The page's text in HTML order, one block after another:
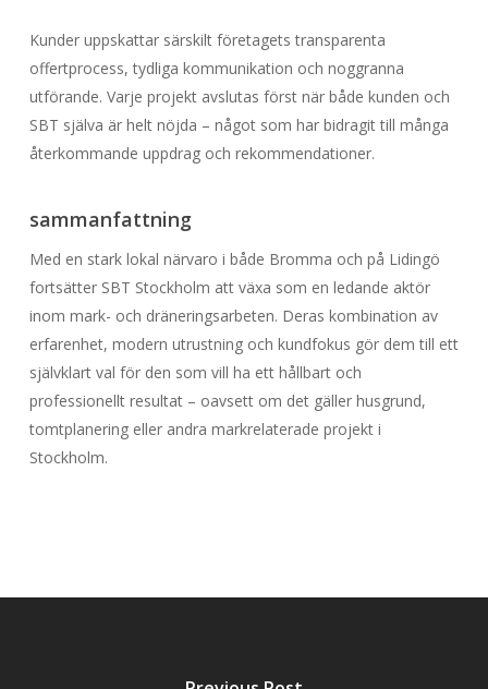
Kunder uppskattar särskilt företagets transparenta
offertprocess, tydliga kommunikation och noggranna
utförande. Varje projekt avslutas först när både kunden och
SBT själva är helt nöjda – något som har bidragit till många
återkommande uppdrag och rekommendationer.
sammanfattning
Med en stark lokal närvaro i både Bromma och på Lidingö
fortsätter SBT Stockholm att växa som en ledande aktör
inom mark- och dräneringsarbeten. Deras kombination av
erfarenhet, modern utrustning och kundfokus gör dem till ett
självklart val för den som vill ha ett hållbart och
professionellt resultat – oavsett om det gäller husgrund,
tomtplanering eller andra markrelaterade projekt i
Stockholm.